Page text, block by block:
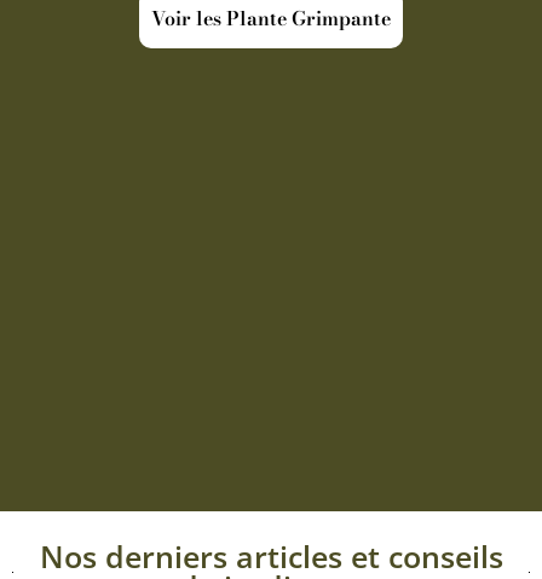
Voir les Plante Grimpante
Nos derniers articles et conseils